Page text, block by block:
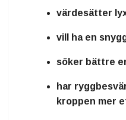
värdesätter
vill ha en
söker bättre
har
kroppen mer